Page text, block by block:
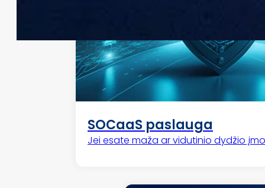
SOCaaS paslauga
Jei esate maža ar vidutinio dydžio